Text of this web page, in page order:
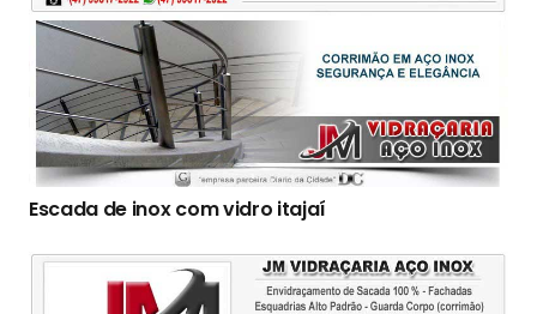
Escada de inox com vidro itajaí